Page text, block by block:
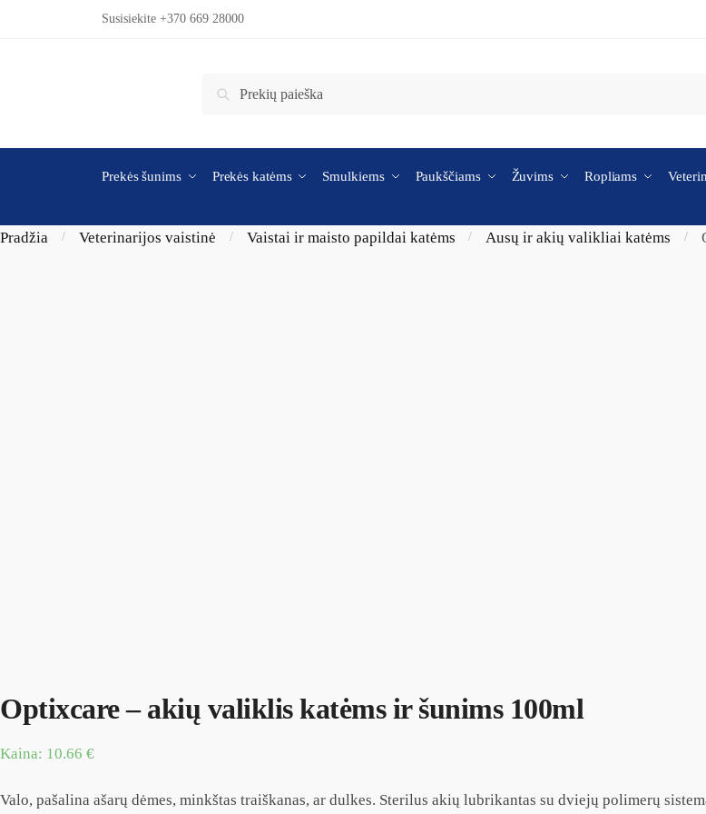
Skip to navigationSusisiekite +370 669 28000
Ieškoti:
Ieškoti
Prekės šunims Prekės katėms Smulkiems Paukščiams Žuvims Ropliams
Pradžia / Veterinarijos vaistinė / Vaistai ir maisto papildai katėms / Ausų ir akių valikliai katėms /
Optixcare – akių valiklis katėms ir šunims 100ml
Kaina: 10.66 €
Valo, pašalina ašarų dėmes, minkštas traiškanas, ar dulkes. Sterilus akių lubrikantas su dviejų polimerų